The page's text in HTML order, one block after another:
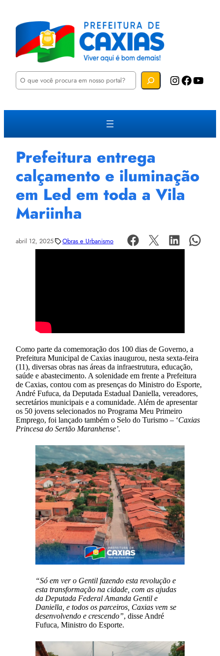
P
u
a
Instagram Facebook YouTube
Prefeitura entrega
calçamento e iluminação
em Led em toda a Vila
Mariinha
abril 12, 2025 Obras e Urbanismo
Como parte da comemoração dos 100 dias de Governo, a
Prefeitura Municipal de Caxias inaugurou, nesta sexta-feira
(11), diversas obras nas áreas da infraestrutura, educação,
saúde e abastecimento. A solenidade em frente a Prefeitura
de Caxias, contou com as presenças do Ministro do Esporte,
André Fufuca, da Deputada Estadual Daniella, vereadores,
secretários municipais e a comunidade. Além de apresentar
os 50 jovens selecionados no Programa Meu Primeiro
Emprego, foi lançado também o Selo do Turismo – ‘Caxias
Princesa do Sertão Maranhense’.
“Só em ver o Gentil fazendo esta revolução e
esta transformação na cidade, com as ajudas
da Deputada Federal Amanda Gentil e
Daniella, e todos os parceiros, Caxias vem se
desenvolvendo e crescendo”, disse André
Fufuca, Ministro do Esporte.